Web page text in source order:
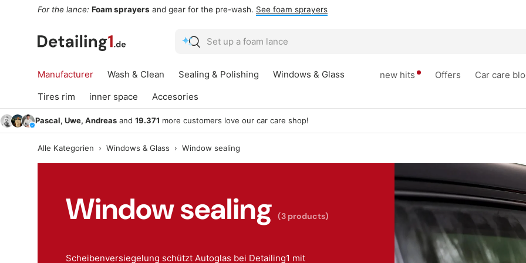
For the lance: Foam sprayers and gear for the pre-wash. See foam sprayers
Search
Search
Manufacturer Wash & Clean Sealing & Polishing
Windows & Glass
Tires rim
inner space Accesories
new hits Offers Car care
Pascal, Uwe, Andreas and 19.371 more customers love our car care shop!
Alle Kategorien › Windows & Glass › Window sealing
Window sealing (3 products)
Scheibenversiegelung schützt Autoglas bei Detailing1 mit